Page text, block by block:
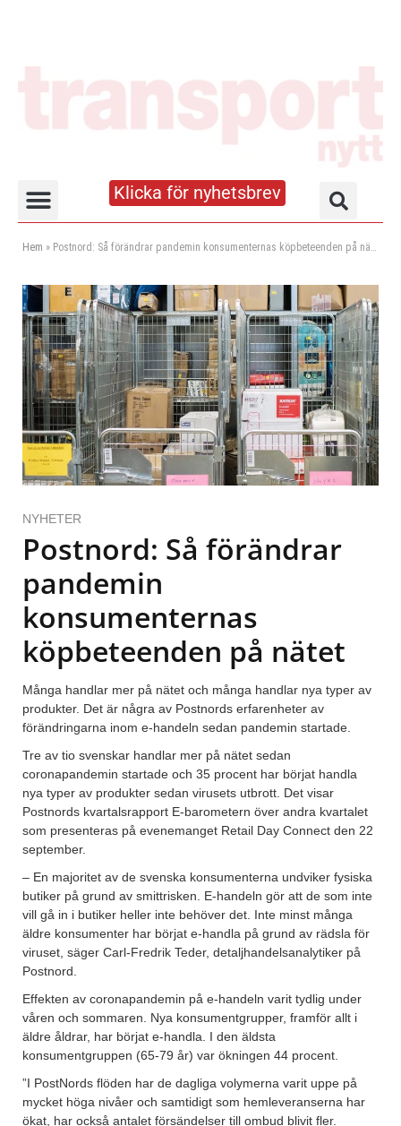
Klicka för nyhetsbrev
Hem » Postnord: Så förändrar pandemin konsumenternas köpbeteenden på nätet
NYHETER
Postnord: Så förändrar
pandemin
konsumenternas
köpbeteenden på nätet
Många handlar mer på nätet och många handlar nya typer av
produkter. Det är några av Postnords erfarenheter av
förändringarna inom e-handeln sedan pandemin startade.
Tre av tio svenskar handlar mer på nätet sedan
coronapandemin startade och 35 procent har börjat handla
nya typer av produkter sedan virusets utbrott. Det visar
Postnords kvartalsrapport E-barometern över andra kvartalet
som presenteras på evenemanget Retail Day Connect den 22
september.
– En majoritet av de svenska konsumenterna undviker fysiska
butiker på grund av smittrisken. E-handeln gör att de som inte
vill gå in i butiker heller inte behöver det. Inte minst många
äldre konsumenter har börjat e-handla på grund av rädsla för
viruset, säger Carl-Fredrik Teder, detaljhandelsanalytiker på
Postnord.
Effekten av coronapandemin på e-handeln varit tydlig under
våren och sommaren. Nya konsumentgrupper, framför allt i
äldre åldrar, har börjat e-handla. I den äldsta
konsumentgruppen (65-79 år) var ökningen 44 procent.
”I PostNords flöden har de dagliga volymerna varit uppe på
mycket höga nivåer och samtidigt som hemleveranserna har
ökat, har också antalet försändelser till ombud blivit fler.